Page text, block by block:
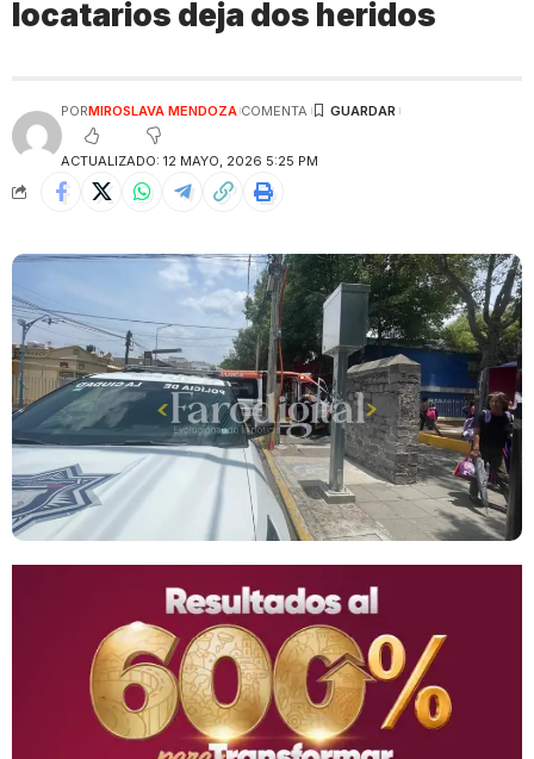
locatarios deja dos heridos
ACTUALIZADO: 12 MAYO, 2026 5:25 PM
PORMIROSLAVA MENDOZA COMENTA